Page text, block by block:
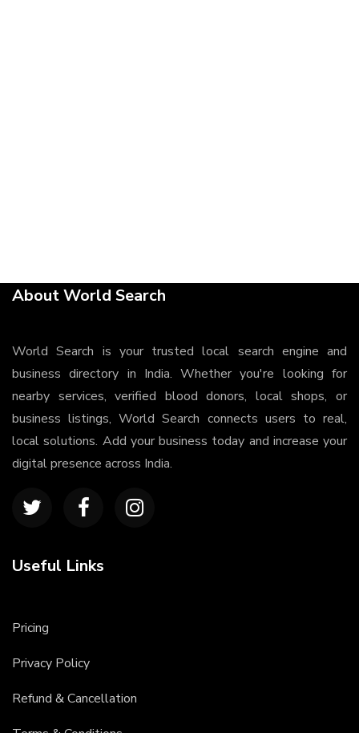
About World Search
World Search is your trusted local search engine and
business directory in India. Whether you're looking for
nearby services, verified blood donors, local shops, or
business listings, World Search connects users to real,
local solutions. Add your business today and increase your
digital presence across India.
Useful Links
Pricing
Privacy Policy
Refund & Cancellation